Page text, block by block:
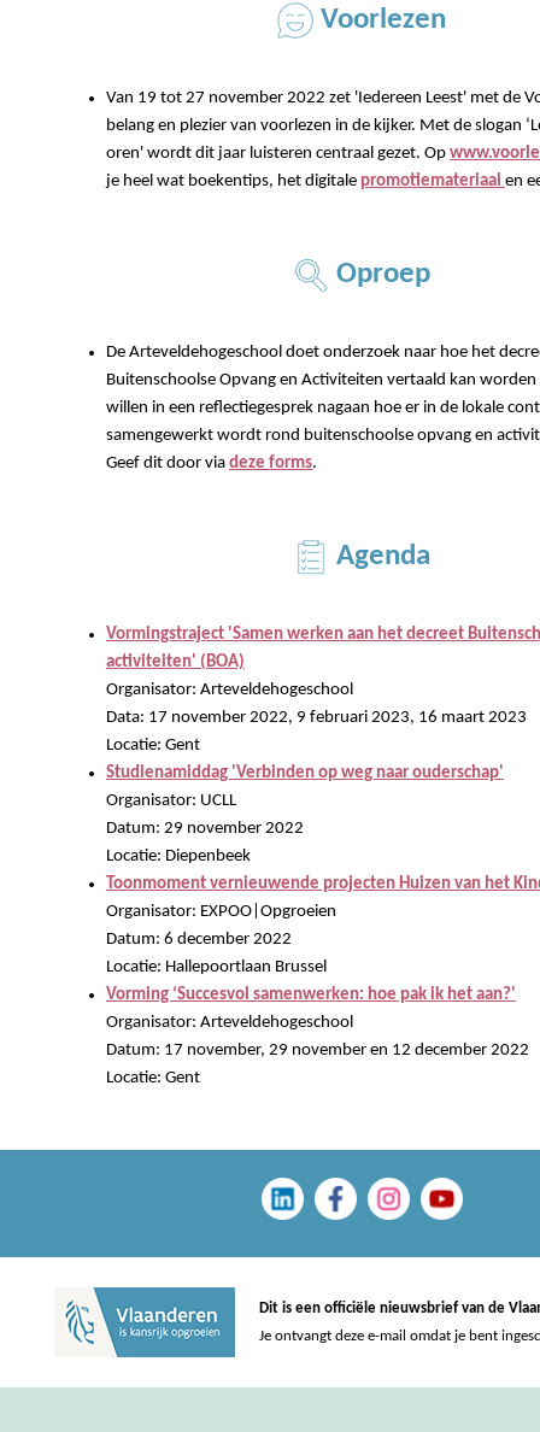
Voorlezen
Van 19 tot 27 november 2022 zet 'Iedereen Leest' met de
belang en plezier van voorlezen in de kijker. Met de slogan
oren' wordt dit jaar luisteren centraal gezet. Op
je heel wat boekentips, het digitale promotiemateriaal en
Oproep
De Arteveldehogeschool doet onderzoek naar hoe het
Buitenschoolse Opvang en Activiteiten vertaald kan
willen in een reflectiegesprek nagaan hoe er in de lokale
samengewerkt wordt rond buitenschoolse opvang en
Geef dit door via deze forms.
Agenda
Vormingstraject 'Samen werken aan het decreet
activiteiten' (BOA)
Organisator: Arteveldehogeschool
Data: 17 november 2022, 9 februari 2023, 16 maart 2023
Locatie: Gent
Studienamiddag 'Verbinden op weg naar ouderschap'
Organisator: UCLL
Datum: 29 november 2022
Locatie: Diepenbeek
Toonmoment vernieuwende projecten Huizen van het
Organisator: EXPOO|Opgroeien
Datum: 6 december 2022
Locatie: Hallepoortlaan Brussel
Vorming ‘Succesvol samenwerken: hoe pak ik het aan?'
Organisator: Arteveldehogeschool
Datum: 17 november, 29 november en 12 december 2022
Locatie: Gent
Dit is een officiële nieuwsbrief van de
Je ontvangt deze e-mail omdat je bent